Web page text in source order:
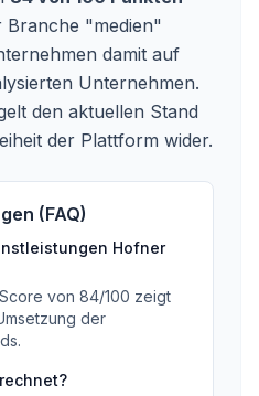
"medien"
damit auf
Unternehmen.
den aktuellen Stand
der Plattform wider.
(FAQ)
Hofner
von 84/100 zeigt
der
.